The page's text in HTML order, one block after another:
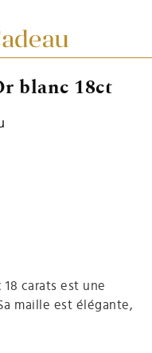
blanc 18ct
18 carats est une
maille est élégante,